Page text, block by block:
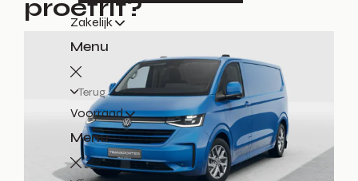
Zakelijk
Menu
Terug
Voorraad
Menu
proefrit?